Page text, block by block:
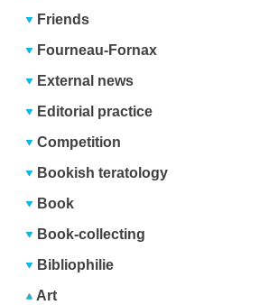
Friends
Fourneau-Fornax
External news
Editorial practice
Competition
Bookish teratology
Book
Book-collecting
Bibliophilie
Art